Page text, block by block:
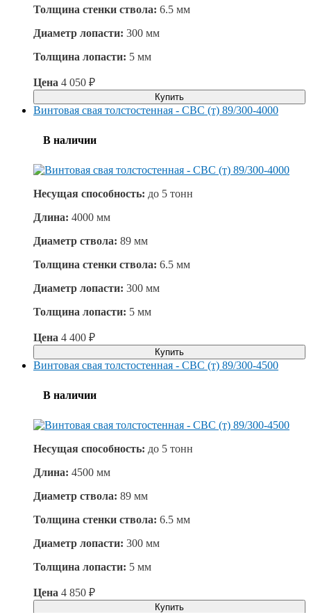
Толщина стенки ствола: 6.5 мм
Диаметр лопасти: 300 мм
Толщина лопасти: 5 мм
Цена 4 050 ₽
Купить
Винтовая свая толстостенная - СВС (т) 89/300-4000
В наличии
Несущая способность: до 5 тонн
Длина: 4000 мм
Диаметр ствола: 89 мм
Толщина стенки ствола: 6.5 мм
Диаметр лопасти: 300 мм
Толщина лопасти: 5 мм
Цена 4 400 ₽
Купить
Винтовая свая толстостенная - СВС (т) 89/300-4500
В наличии
Несущая способность: до 5 тонн
Длина: 4500 мм
Диаметр ствола: 89 мм
Толщина стенки ствола: 6.5 мм
Диаметр лопасти: 300 мм
Толщина лопасти: 5 мм
Цена 4 850 ₽
Купить